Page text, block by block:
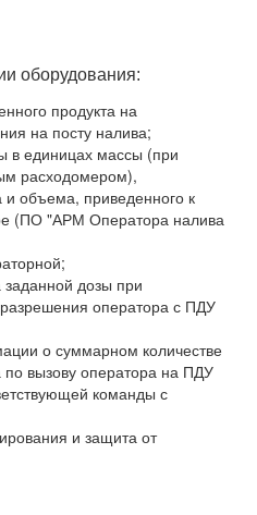
оборудования:
продукта на
на посту налива;
в единицах массы (при
расходомером),
и объема, приведенного к
(ПО "АРМ Оператора налива
заданной дозы при
оператора с ПДУ
о суммарном количестве
по вызову оператора на ПДУ
команды с
и защита от